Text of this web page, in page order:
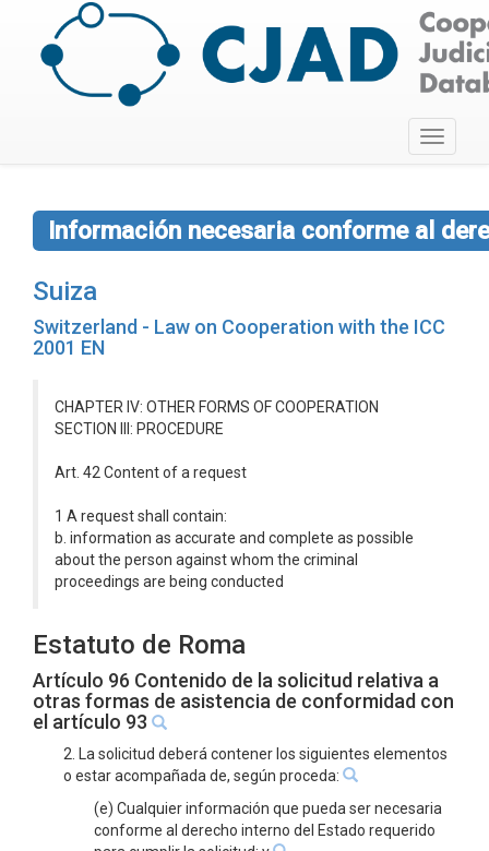
Toggle
Información necesaria conforme al
Suiza
Switzerland - Law on Cooperation with the ICC
2001 EN
CHAPTER IV: OTHER FORMS OF COOPERATION
SECTION III: PROCEDURE
Art. 42 Content of a request
1 A request shall contain:
b. information as accurate and complete as possible
about the person against whom the criminal
proceedings are being conducted
Estatuto de Roma
Artículo 96 Contenido de la solicitud relativa a
otras formas de asistencia de conformidad con
el artículo 93
2. La solicitud deberá contener los siguientes elementos
o estar acompañada de, según proceda:
(e) Cualquier información que pueda ser necesaria
conforme al derecho interno del Estado requerido